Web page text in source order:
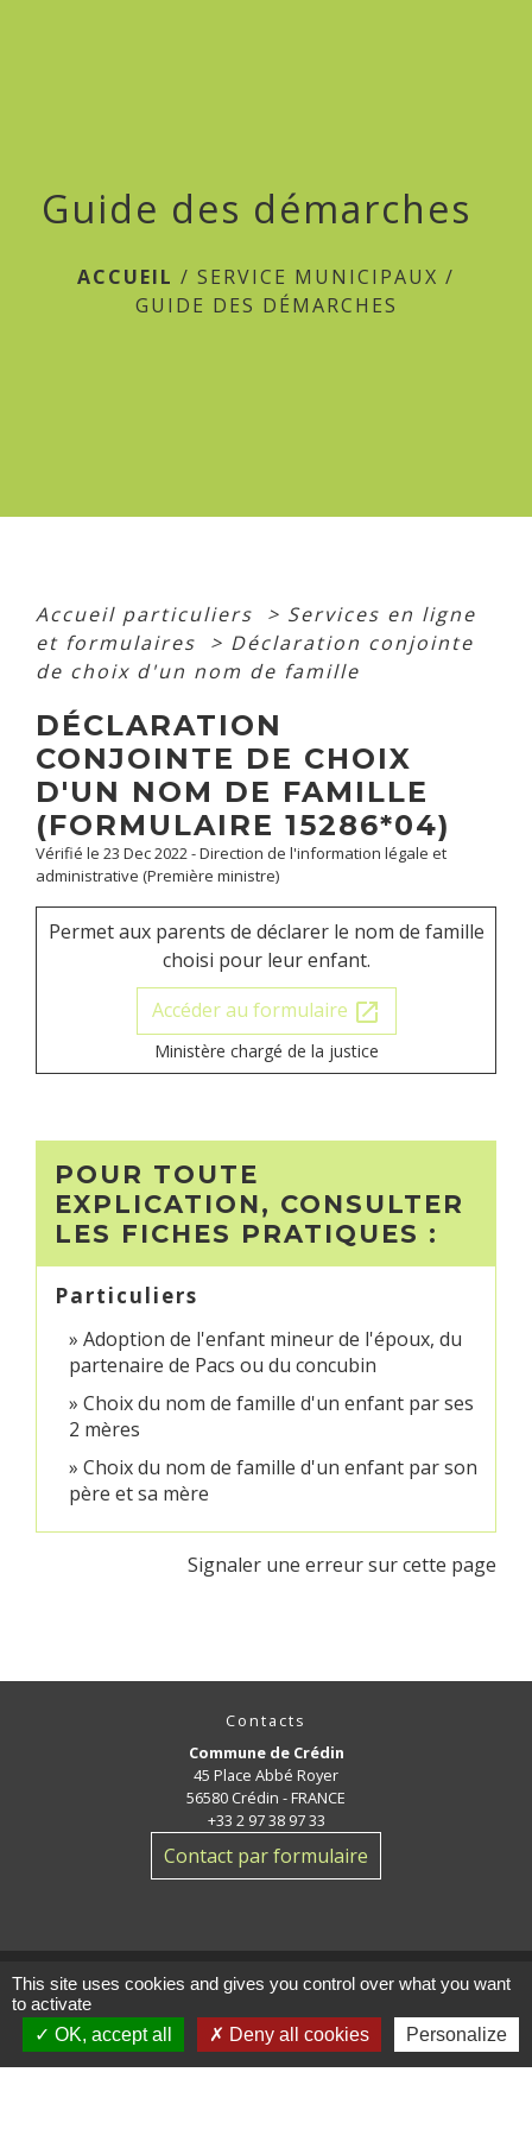
Guide des démarches
ACCUEIL / SERVICE MUNICIPAUX /
GUIDE DES DÉMARCHES
Accueil particuliers > Services en ligne
et formulaires
> Déclaration conjointe
de choix d'un nom de famille
DÉCLARATION
CONJOINTE DE CHOIX
D'UN NOM DE FAMILLE
(FORMULAIRE 15286*04)
Vérifié le 23 Dec 2022 - Direction de l'information légale et
administrative (Première ministre)
Permet aux parents de déclarer le nom de famille
choisi pour leur enfant.
Accéder au formulaire open_in_new
Ministère chargé de la justice
POUR TOUTE
EXPLICATION, CONSULTER
LES FICHES PRATIQUES :
Particuliers
Adoption de l'enfant mineur de l'époux, du
partenaire de Pacs ou du concubin
Choix du nom de famille d'un enfant par ses
2 mères
Choix du nom de famille d'un enfant par son
père et sa mère
Signaler une erreur sur cette page
Contacts
Commune de Crédin
45 Place Abbé Royer
56580 Crédin - FRANCE
+33 2 97 38 97 33
Contact par formulaire
Jumelage
This site uses cookies and gives you control over what you want
to activate
OK, accept all
Deny all cookies Personalize